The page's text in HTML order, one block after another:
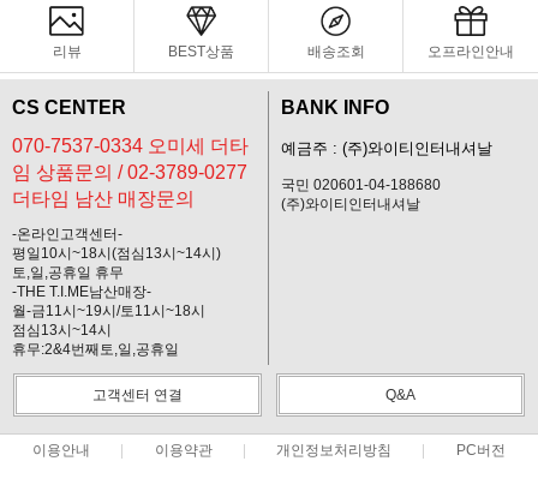
리뷰 BEST상품 배송조회 오프라인안내
CS CENTER
070-7537-0334 오미세 더타
임 상품문의 / 02-3789-0277
더타임 남산 매장문의
-온라인고객센터-
평일10시~18시(점심13시~14시)
토,일,공휴일 휴무
-THE T.I.ME남산매장-
월-금11시~19시/토11시~18시
점심13시~14시
휴무:2&4번째토,일,공휴일
BANK INFO
예금주 : (주)와이티인터내셔날
국민 020601-04-188680
(주)와이티인터내셔날
고객센터 연결 Q&A
이용안내 이용약관 개인정보처리방침 PC버전